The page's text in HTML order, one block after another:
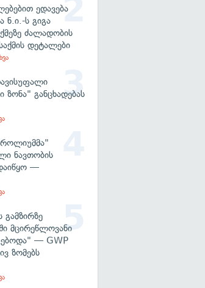
ედავება
ნ.ი.-ს გიგა
ძალადობის
დეტალები
ზონა" განცხადებას
ნავთობის
—
მცირეწლოვანი
— GWP
ზომებს